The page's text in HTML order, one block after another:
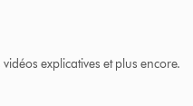
explicatives et plus encore.